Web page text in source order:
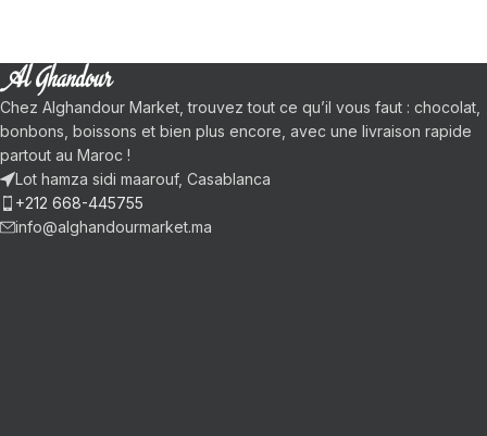
Chez Alghandour Market, trouvez tout ce qu’il vous faut : chocolat,
bonbons, boissons et bien plus encore, avec une livraison rapide
partout au Maroc !
Lot hamza sidi maarouf, Casablanca
+212 668-445755
info@alghandourmarket.ma